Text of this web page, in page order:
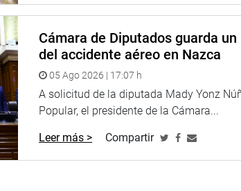
serie de argumentos para acusar a
Cámara de Diputados guarda
del accidente aéreo en Nazca
05 Ago 2026 | 17:07 h
A solicitud de la diputada Mady Yonz
Popular, el presidente de la Cámara...
Leer más > Compartir